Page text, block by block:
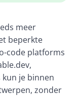
meer
beperkte
code platforms
kun je binnen
zonder